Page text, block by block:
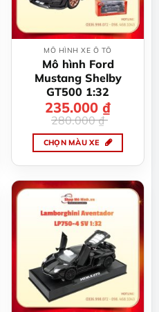
MÔ HÌNH XE Ô TÔ
Mô hình Ford
Mustang Shelby
GT500 1:32
280.000₫
Giá
gốc
là:
280.000 ₫.
235.000 ₫
Giá
hiện
tại
là:
235.000 ₫.
CHỌN MÀU XE
này
có
nhiều
biến
thể.
Các
tùy
chọn
có